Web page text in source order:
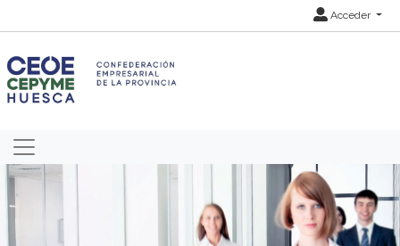
Acceder